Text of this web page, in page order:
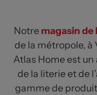
Notre magasin de
de la métropole, à
Atlas Home est
de la literie et de
gamme de